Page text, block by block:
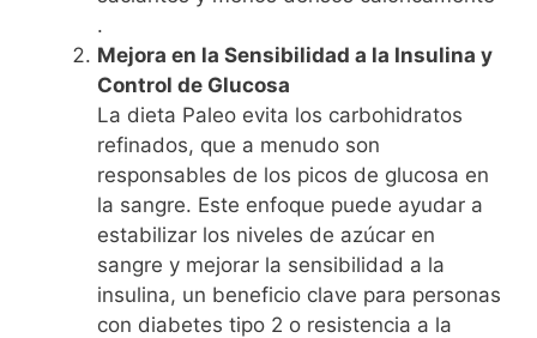
.
Mejora en la Sensibilidad a la Insulina y
Control de Glucosa
La dieta Paleo evita los carbohidratos
refinados, que a menudo son
responsables de los picos de glucosa en
la sangre. Este enfoque puede ayudar a
estabilizar los niveles de azúcar en
sangre y mejorar la sensibilidad a la
insulina, un beneficio clave para personas
con diabetes tipo 2 o resistencia a la